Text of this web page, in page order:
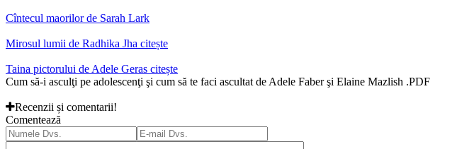
Cîntecul maorilor de Sarah Lark
Mirosul lumii de Radhika Jha citește
Taina pictorului de Adele Geras citește
Cum să-i asculţi pe adolescenţi şi cum să te faci ascultat de Adele Faber şi Elaine Mazlish .PDF
Recenzii și comentarii!
Comentează